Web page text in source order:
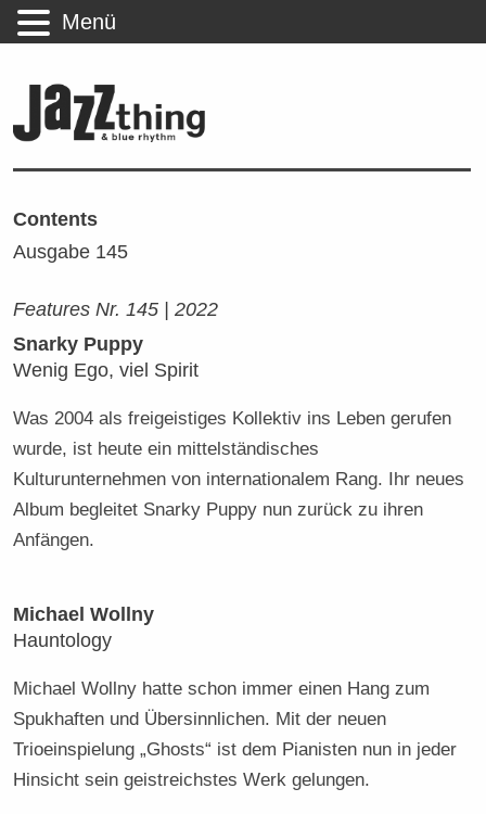
Contents
Ausgabe 145
Features Nr. 145 | 2022
Snarky Puppy
Wenig Ego, viel Spirit
Was 2004 als freigeistiges Kollektiv ins Leben gerufen
wurde, ist heute ein mittelständisches
Kulturunternehmen von internationalem Rang. Ihr neues
Album begleitet Snarky Puppy nun zurück zu ihren
Anfängen.
Michael Wollny
Hauntology
Michael Wollny hatte schon immer einen Hang zum
Spukhaften und Übersinnlichen. Mit der neuen
Trioeinspielung „Ghosts“ ist dem Pianisten nun in jeder
Hinsicht sein geistreichstes Werk gelungen.
Menü